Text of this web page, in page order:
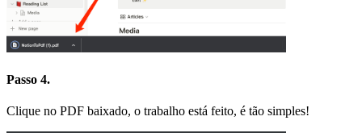
Passo 4.
Clique no PDF baixado, o trabalho está feito, é tão simples!